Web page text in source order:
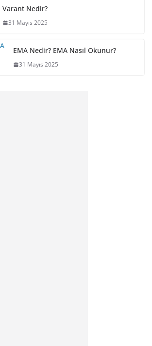
Varant Nedir?
31 Mayıs 2025
EMA Nedir? EMA Nasıl Okunur?
31 Mayıs 2025